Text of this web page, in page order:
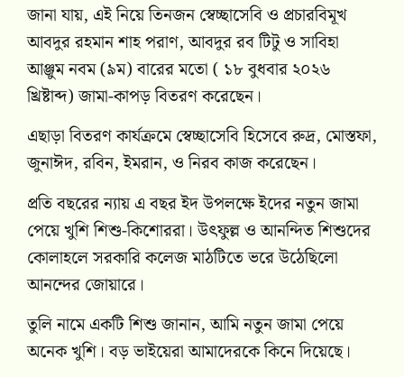
জানা যায়, এই নিয়ে তিনজন স্বেচ্ছাসেবি ও প্রচারবিমূখ
আবদুর রহমান শাহ পরাণ, আবদুর রব টিটু ও সাবিহা
আঞ্জুম নবম (৯ম) বারের মতো ( ১৮ বুধবার ২০২৬
খ্রিষ্টাব্দ) জামা-কাপড় বিতরণ করেছেন।
এছাড়া বিতরণ কার্যক্রমে স্বেচ্ছাসেবি হিসেবে রুদ্র, মোস্তফা,
জুনাঈদ, রবিন, ইমরান, ও নিরব কাজ করেছেন।
প্রতি বছরের ন্যায় এ বছর ইদ উপলক্ষে ইদের নতুন জামা
পেয়ে খুশি শিশু-কিশোররা। উৎফুল্ল ও আনন্দিত শিশুদের
কোলাহলে সরকারি কলেজ মাঠটিতে ভরে উঠেছিলো
আনন্দের জোয়ারে।
তুলি নামে একটি শিশু জানান, আমি নতুন জামা পেয়ে
অনেক খুশি। বড় ভাইয়েরা আমাদেরকে কিনে দিয়েছে।